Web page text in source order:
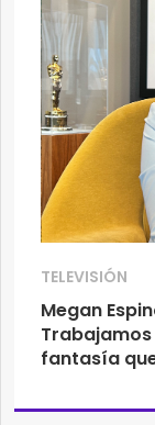
TELEVISIÓN
Megan
fantasía